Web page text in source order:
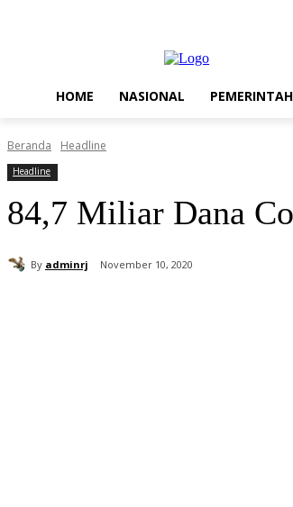
HOME NASIONAL
Beranda Headline
Headline
84,7 Miliar Dana
By adminrj November 10, 2020